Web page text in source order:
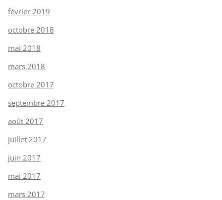
février 2019
octobre 2018
mai 2018
mars 2018
octobre 2017
septembre 2017
août 2017
juillet 2017
juin 2017
mai 2017
mars 2017